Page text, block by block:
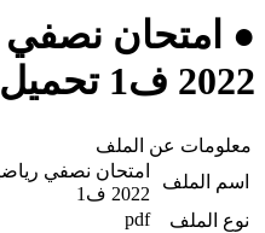
● امتحان نصفي
2022 ف1 تحميل
معلومات عن الملف
اسم الملف
امتحان نصفي
2022 ف1
نوع الملف
pdf